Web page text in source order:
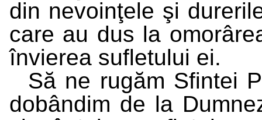
din nevoinţele şi
care au dus la
învierea sufletului ei.
Să ne rugăm Sfintei
dobândim de la